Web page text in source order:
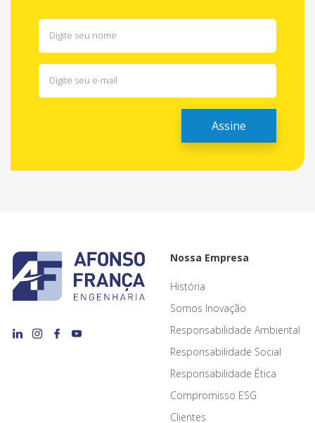
Nossa Empresa
História
Somos Inovação
Responsabilidade Ambiental
Responsabilidade Social
Responsabilidade Ética
Compromisso ESG
Clientes